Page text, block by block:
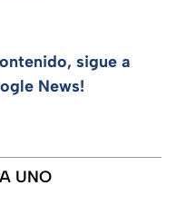
sigue a
News!
UNO